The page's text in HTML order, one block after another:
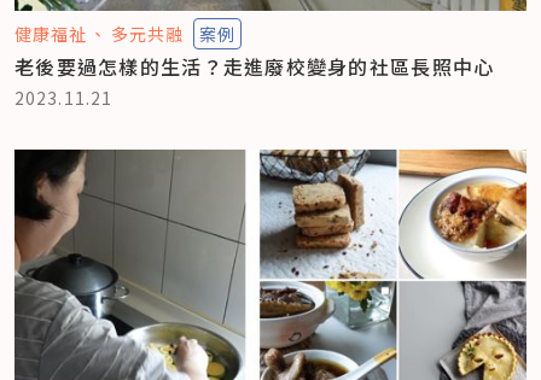
健康福祉 多元共融 案例
老後要過怎樣的生活？走進廢校變身的社區長照中心
2023.11.21